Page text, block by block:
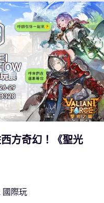
方奇幻！《聖光
國際玩